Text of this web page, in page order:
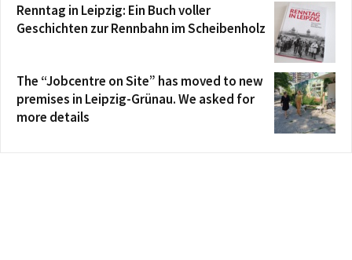
Renntag in Leipzig: Ein Buch voller
Geschichten zur Rennbahn im Scheibenholz
The “Jobcentre on Site” has moved to new
premises in Leipzig-Grünau. We asked for
more details